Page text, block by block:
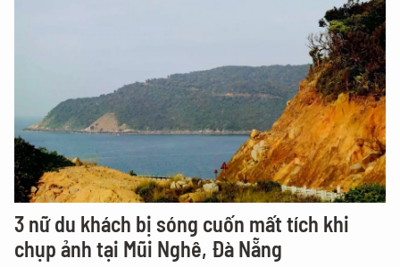
3 nữ du khách bị sóng cuốn mất tích khi
chụp ảnh tại Mũi Nghê, Đà Nẵng